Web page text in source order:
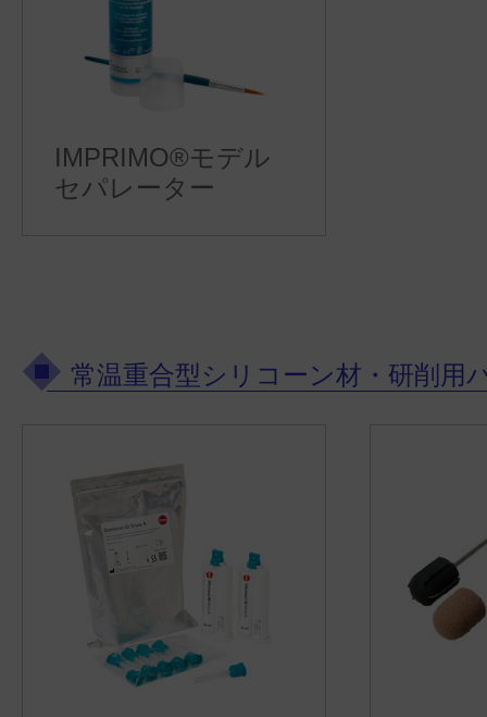
IMPRIMO®モデル
セパレーター
常温重合型シリコーン材・研削用